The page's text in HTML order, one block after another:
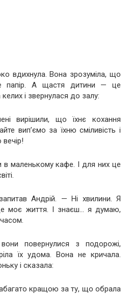
вдихнула. Вона зрозуміла, що
папір. А щастя дитини — це
і звернулася до залу:
вирішили, що їхнє кохання
вип’ємо за їхню сміливість і
в маленькому кафе. І для них це
Андрій. — Ні хвилини. Я
моє життя. І знаєш… я думаю,
повернулися з подорожі,
їх удома. Вона не кричала.
і сказала:
кращою за ту, що обрала